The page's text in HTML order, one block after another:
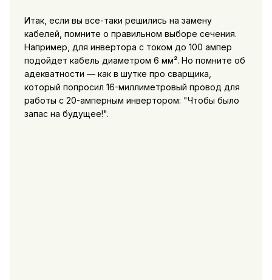
Итак, если вы все-таки решились на замену
кабелей, помните о правильном выборе сечения.
Например, для инвертора с током до 100 ампер
подойдет кабель диаметром 6 мм². Но помните об
адекватности — как в шутке про сварщика,
который попросил 16-миллиметровый провод для
работы с 20-амперным инвертором: "Чтобы было
запас на будущее!".